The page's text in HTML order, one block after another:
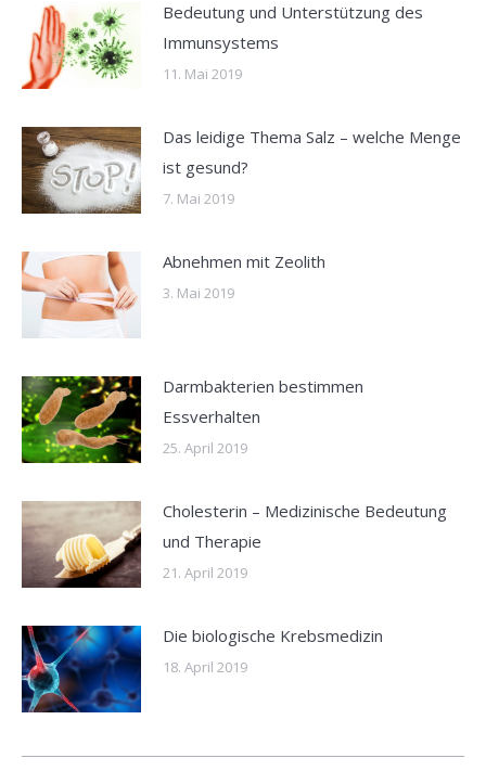
Bedeutung und Unterstützung des
Immunsystems
11. Mai 2019
Das leidige Thema Salz – welche Menge
ist gesund?
7. Mai 2019
Abnehmen mit Zeolith
3. Mai 2019
Darmbakterien bestimmen
Essverhalten
25. April 2019
Cholesterin – Medizinische Bedeutung
und Therapie
21. April 2019
Die biologische Krebsmedizin
18. April 2019